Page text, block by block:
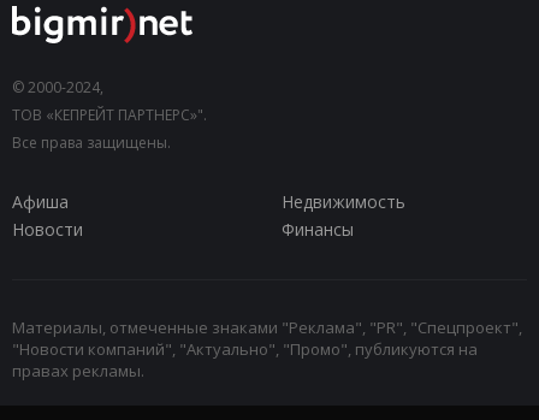
© 2000-2024,
ТОВ «КЕПРЕЙТ ПАРТНЕРС»".
Все права защищены.
Афиша
Недвижимость
Новости
Финансы
Материалы, отмеченные знаками "Реклама", "PR", "Спецпроект",
"Новости компаний", "Актуально", "Промо", публикуются на
правах рекламы.